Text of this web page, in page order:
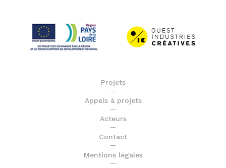
Projets
Appels à projets
Acteurs
Contact
Mentions légales